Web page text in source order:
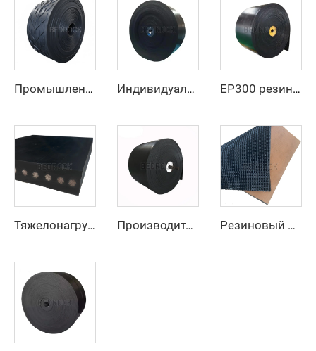
Промышленный конвейерный ремень, цена производителя, тяжелый резиновый конвейерный ремень с шевронным рисунком EP250 для горнодобывающей промышленности Индивидуальный антиразрывной полиэстер/нейлоновый конвейерный ремень для дробильной линии карьера для производственных предприятий и розничной торговли EP300 резиновый конвейерный ремень из 3 слоев с высокой устойчивостью к истиранию, шириной 800 мм/1000 мм/1200 мм, для добычи угля
Тяжелонагруженный стальной канатный конвейерный ремень для транспортировки цемента и карьерных сыпучих материалов на большие расстояния Производитель, поставщик, тяжелый резиновый конвейерный ремень со стальным тросом для горнодобывающей промышленности Резиновый конвейерный ремень с шероховатой верхней поверхностью